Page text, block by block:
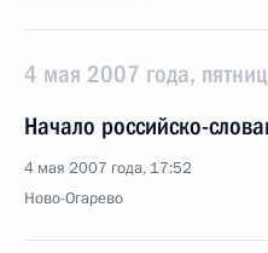
4 мая 2007 года,
Начало российско-
4 мая 2007 года, 17:52
Ново-Огарево